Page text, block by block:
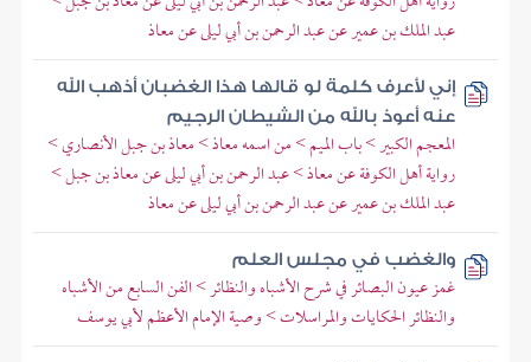
عبد الملك بن عمير عن عبد الرحمن بن أبي ليلى عن معاذ
إني لأعرف كلمة لو قالها هذا الغضبان أذهب الله
عنه أعوذ بالله من الشيطان الرجيم
المعجم الكبير > باب الميم > من اسمه معاذ > معاذ بن جبل الأنصاري >
رواية أهل الكوفة عن معاذ > عبد الرحمن بن أبي ليلى عن معاذ بن جبل >
عبد الملك بن عمير عن عبد الرحمن بن أبي ليلى عن معاذ
والغضب في مجلس العلم
غمز عيون البصائر في شرح الأشباه والنظائر > الفن السابع من الأشباه
والنظائر الحكايات والمراسلات > وصية الإمام الأعظم لأبي يوسف